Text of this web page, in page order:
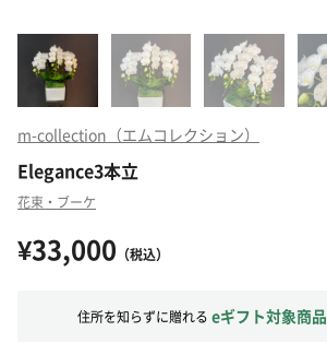
m-collection（エムコレクション）
Elegance3本立
花束・ブーケ
¥33,000 （税込）
住所を知らずに贈れる eギフト対象商品